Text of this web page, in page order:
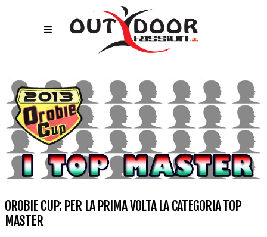
OROBIE CUP: PER LA PRIMA VOLTA LA CATEGORIA TOP
MASTER